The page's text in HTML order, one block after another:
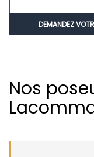
DEMANDEZ
Nos